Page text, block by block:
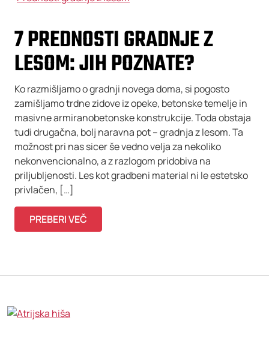
7 PREDNOSTI GRADNJE Z
LESOM: JIH POZNATE?
Ko razmišljamo o gradnji novega doma, si pogosto
zamišljamo trdne zidove iz opeke, betonske temelje in
masivne armiranobetonske konstrukcije. Toda obstaja
tudi drugačna, bolj naravna pot – gradnja z lesom. Ta
možnost pri nas sicer še vedno velja za nekoliko
nekonvencionalno, a z razlogom pridobiva na
priljubljenosti. Les kot gradbeni material ni le estetsko
privlačen, […]
PREBERI VEČ